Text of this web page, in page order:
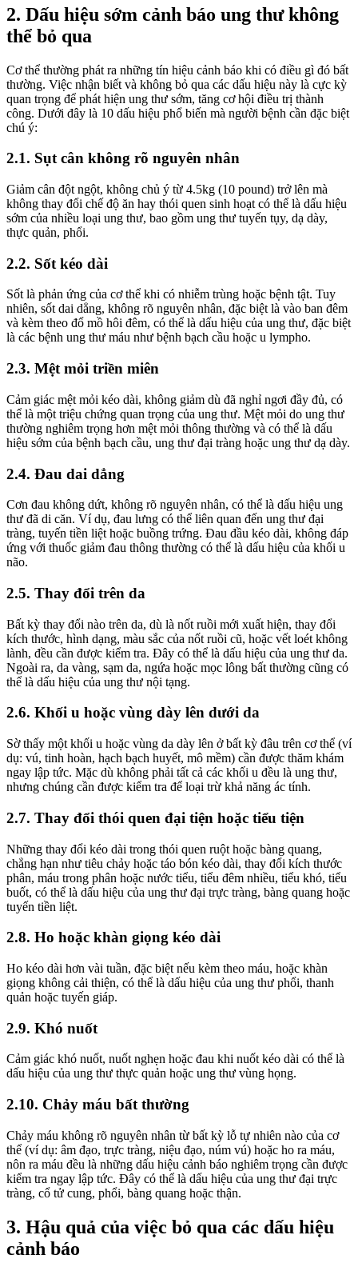
2. Dấu hiệu sớm cảnh báo ung thư không
thể bỏ qua
Cơ thể thường phát ra những tín hiệu cảnh báo khi có điều gì đó bất
thường. Việc nhận biết và không bỏ qua các dấu hiệu này là cực kỳ
quan trọng để phát hiện ung thư sớm, tăng cơ hội điều trị thành
công. Dưới đây là 10 dấu hiệu phổ biến mà người bệnh cần đặc biệt
chú ý:
2.1. Sụt cân không rõ nguyên nhân
Giảm cân đột ngột, không chủ ý từ 4.5kg (10 pound) trở lên mà
không thay đổi chế độ ăn hay thói quen sinh hoạt có thể là dấu hiệu
sớm của nhiều loại ung thư, bao gồm ung thư tuyến tụy, dạ dày,
thực quản, phổi.
2.2. Sốt kéo dài
Sốt là phản ứng của cơ thể khi có nhiễm trùng hoặc bệnh tật. Tuy
nhiên, sốt dai dẳng, không rõ nguyên nhân, đặc biệt là vào ban đêm
và kèm theo đổ mồ hôi đêm, có thể là dấu hiệu của ung thư, đặc biệt
là các bệnh ung thư máu như bệnh bạch cầu hoặc u lympho.
2.3. Mệt mỏi triền miên
Cảm giác mệt mỏi kéo dài, không giảm dù đã nghỉ ngơi đầy đủ, có
thể là một triệu chứng quan trọng của ung thư. Mệt mỏi do ung thư
thường nghiêm trọng hơn mệt mỏi thông thường và có thể là dấu
hiệu sớm của bệnh bạch cầu, ung thư đại tràng hoặc ung thư dạ dày.
2.4. Đau dai dẳng
Cơn đau không dứt, không rõ nguyên nhân, có thể là dấu hiệu ung
thư đã di căn. Ví dụ, đau lưng có thể liên quan đến ung thư đại
tràng, tuyến tiền liệt hoặc buồng trứng. Đau đầu kéo dài, không đáp
ứng với thuốc giảm đau thông thường có thể là dấu hiệu của khối u
não.
2.5. Thay đổi trên da
Bất kỳ thay đổi nào trên da, dù là nốt ruồi mới xuất hiện, thay đổi
kích thước, hình dạng, màu sắc của nốt ruồi cũ, hoặc vết loét không
lành, đều cần được kiểm tra. Đây có thể là dấu hiệu của ung thư da.
Ngoài ra, da vàng, sạm da, ngứa hoặc mọc lông bất thường cũng có
thể là dấu hiệu của ung thư nội tạng.
2.6. Khối u hoặc vùng dày lên dưới da
Sờ thấy một khối u hoặc vùng da dày lên ở bất kỳ đâu trên cơ thể (ví
dụ: vú, tinh hoàn, hạch bạch huyết, mô mềm) cần được thăm khám
ngay lập tức. Mặc dù không phải tất cả các khối u đều là ung thư,
nhưng chúng cần được kiểm tra để loại trừ khả năng ác tính.
2.7. Thay đổi thói quen đại tiện hoặc tiểu tiện
Những thay đổi kéo dài trong thói quen ruột hoặc bàng quang,
chẳng hạn như tiêu chảy hoặc táo bón kéo dài, thay đổi kích thước
phân, máu trong phân hoặc nước tiểu, tiểu đêm nhiều, tiểu khó, tiểu
buốt, có thể là dấu hiệu của ung thư đại trực tràng, bàng quang hoặc
tuyến tiền liệt.
2.8. Ho hoặc khàn giọng kéo dài
Ho kéo dài hơn vài tuần, đặc biệt nếu kèm theo máu, hoặc khàn
giọng không cải thiện, có thể là dấu hiệu của ung thư phổi, thanh
quản hoặc tuyến giáp.
2.9. Khó nuốt
Cảm giác khó nuốt, nuốt nghẹn hoặc đau khi nuốt kéo dài có thể là
dấu hiệu của ung thư thực quản hoặc ung thư vùng họng.
2.10. Chảy máu bất thường
Chảy máu không rõ nguyên nhân từ bất kỳ lỗ tự nhiên nào của cơ
thể (ví dụ: âm đạo, trực tràng, niệu đạo, núm vú) hoặc ho ra máu,
nôn ra máu đều là những dấu hiệu cảnh báo nghiêm trọng cần được
kiểm tra ngay lập tức. Đây có thể là dấu hiệu của ung thư đại trực
tràng, cổ tử cung, phổi, bàng quang hoặc thận.
3. Hậu quả của việc bỏ qua các dấu hiệu
cảnh báo